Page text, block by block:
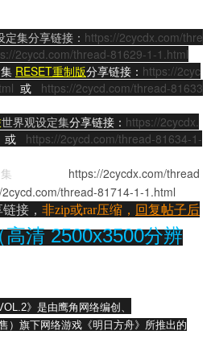
定集分享链接： https://2cycdx.com/thre
2cycd.com/thread-81629-1-1.html
RESET重制版分享链接： https://2cyc
或 https://2cycd.com/thread-81633
世界观设定集分享链接： https://2cycdx.
或 https://2cycd.com/thread-81634-1-
https://2cycdx.com/thread
thread-81714-1-1.html
接， 非zip或rar压缩， 回复帖子后
高清 2500x3500分辨
》是由鹰角网络编创、
）旗下网络游戏《明日方舟》所推出的